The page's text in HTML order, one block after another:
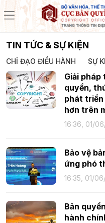
TIN TỨC & SỰ KIỆN
CHỈ ĐẠO ĐIỀU HÀNH SỰ
Giải pháp
quyền,
phát triển
hơn trên
16:36, 01/
Bảo vệ
ứng phó
16:35, 01/
Bản
hành